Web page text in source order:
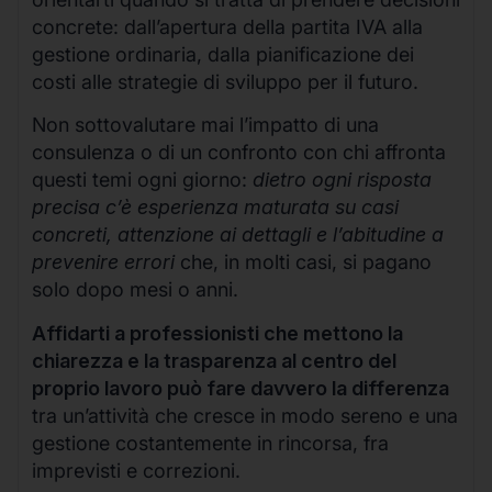
concrete: dall’apertura della partita IVA alla
gestione ordinaria, dalla pianificazione dei
costi alle strategie di sviluppo per il futuro.
Non sottovalutare mai l’impatto di una
consulenza o di un confronto con chi affronta
questi temi ogni giorno: dietro ogni risposta
precisa c’è esperienza maturata su casi
concreti, attenzione ai dettagli e l’abitudine a
prevenire errori che, in molti casi, si pagano
solo dopo mesi o anni.
Affidarti a professionisti che mettono la
chiarezza e la trasparenza al centro del
proprio lavoro può fare davvero la differenza
tra un’attività che cresce in modo sereno e una
gestione costantemente in rincorsa, fra
imprevisti e correzioni.